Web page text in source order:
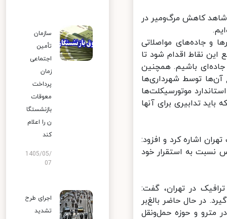
۹۹ نیز نسبت به سال ۹۸، به میزان ۱۴ درصد شاهد کاهش مرگ‌ومیر در
و جاده‌های مواصلاتی
نقاط اقدام شود تا
تصادفات جاده‌ای باشیم. همچنین
توسط شهرداری‌ها
موتورسیکلت‌ها
تدابیری برای آنها
اشاره کرد و افزود:
به استقرار خود
در تهران، گفت:
در حال حاضر بالغ‌بر
مترو و حوزه حمل‌ونقل
سازمان
تأمین
اجتماعی
زمان
پرداخت
معوقات
بازنشستگا
ن را اعلام
کند
1405/05/
07
اجرای طرح
تشدید